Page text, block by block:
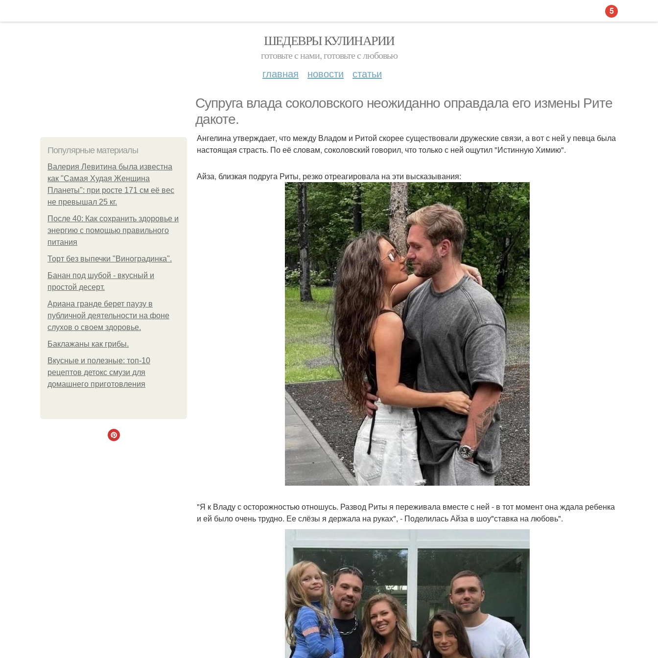
ШЕДЕВРЫ КУЛИНАРИИ
готовьте с нами, готовьте с любовью
главная новости статьи
Супруга влада соколовского неожиданно оправдала его измены Рите
дакоте.
Популярные материалы
Валерия Левитина была известна
как "Самая Худая Женщина
Планеты": при росте 171 см её вес
не превышал 25 кг.
После 40: Как сохранить здоровье и
энергию с помощью правильного
питания
Торт без выпечки "Виноградинка".
Банан под шубой - вкусный и
простой десерт.
Ариана гранде берет паузу в
публичной деятельности на фоне
слухов о своем здоровье.
Баклажаны как грибы.
Вкусные и полезные: топ-10
рецептов детокс смузи для
домашнего приготовления
Ангелина утверждает, что между Владом и Ритой скорее существовали дружеские связи, а вот с ней у певца была
настоящая страсть. По её словам, соколовский говорил, что только с ней ощутил "Истинную Химию".
Айза, близкая подруга Риты, резко отреагировала на эти высказывания:
"Я к Владу с осторожностью отношусь. Развод Риты я переживала вместе с ней - в тот момент она ждала ребенка
и ей было очень трудно. Ее слёзы я держала на руках", - Поделилась Айза в шоу"ставка на любовь".
5